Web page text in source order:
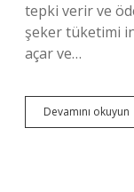
tepki verir ve
şeker tüketimi
açar ve…
Devamını okuyun